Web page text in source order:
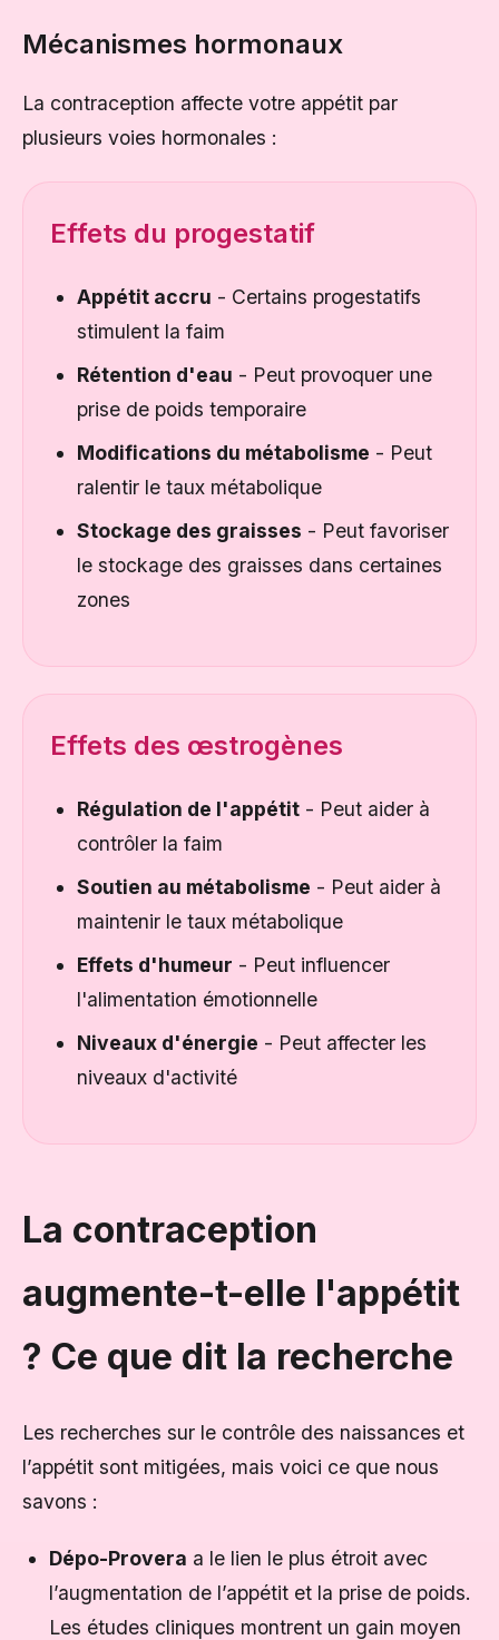
Mécanismes hormonaux
La contraception affecte votre appétit par
plusieurs voies hormonales :
Effets du progestatif
Appétit accru - Certains progestatifs
stimulent la faim
Rétention d'eau - Peut provoquer une
prise de poids temporaire
Modifications du métabolisme - Peut
ralentir le taux métabolique
Stockage des graisses - Peut favoriser
le stockage des graisses dans certaines
zones
Effets des œstrogènes
Régulation de l'appétit - Peut aider à
contrôler la faim
Soutien au métabolisme - Peut aider à
maintenir le taux métabolique
Effets d'humeur - Peut influencer
l'alimentation émotionnelle
Niveaux d'énergie - Peut affecter les
niveaux d'activité
La contraception
augmente-t-elle l'appétit
? Ce que dit la recherche
Les recherches sur le contrôle des naissances et
l’appétit sont mitigées, mais voici ce que nous
savons :
Dépo-Provera a le lien le plus étroit avec
l’augmentation de l’appétit et la prise de poids.
Les études cliniques montrent un gain moyen